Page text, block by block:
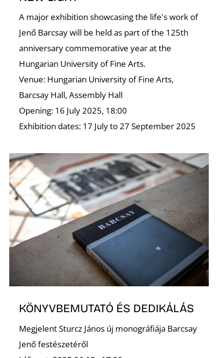
A major exhibition showcasing the life's work of
Jenő Barcsay will be held as part of the 125th
anniversary commemorative year at the
Hungarian University of Fine Arts.
Venue: Hungarian University of Fine Arts,
Barcsay Hall, Assembly Hall
Opening: 16 July 2025, 18:00
Exhibition dates: 17 July to 27 September 2025
KÖNYVBEMUTATÓ ÉS DEDIKÁLÁS
Megjelent Sturcz János új monográfiája Barcsay
Jenő festészetéről